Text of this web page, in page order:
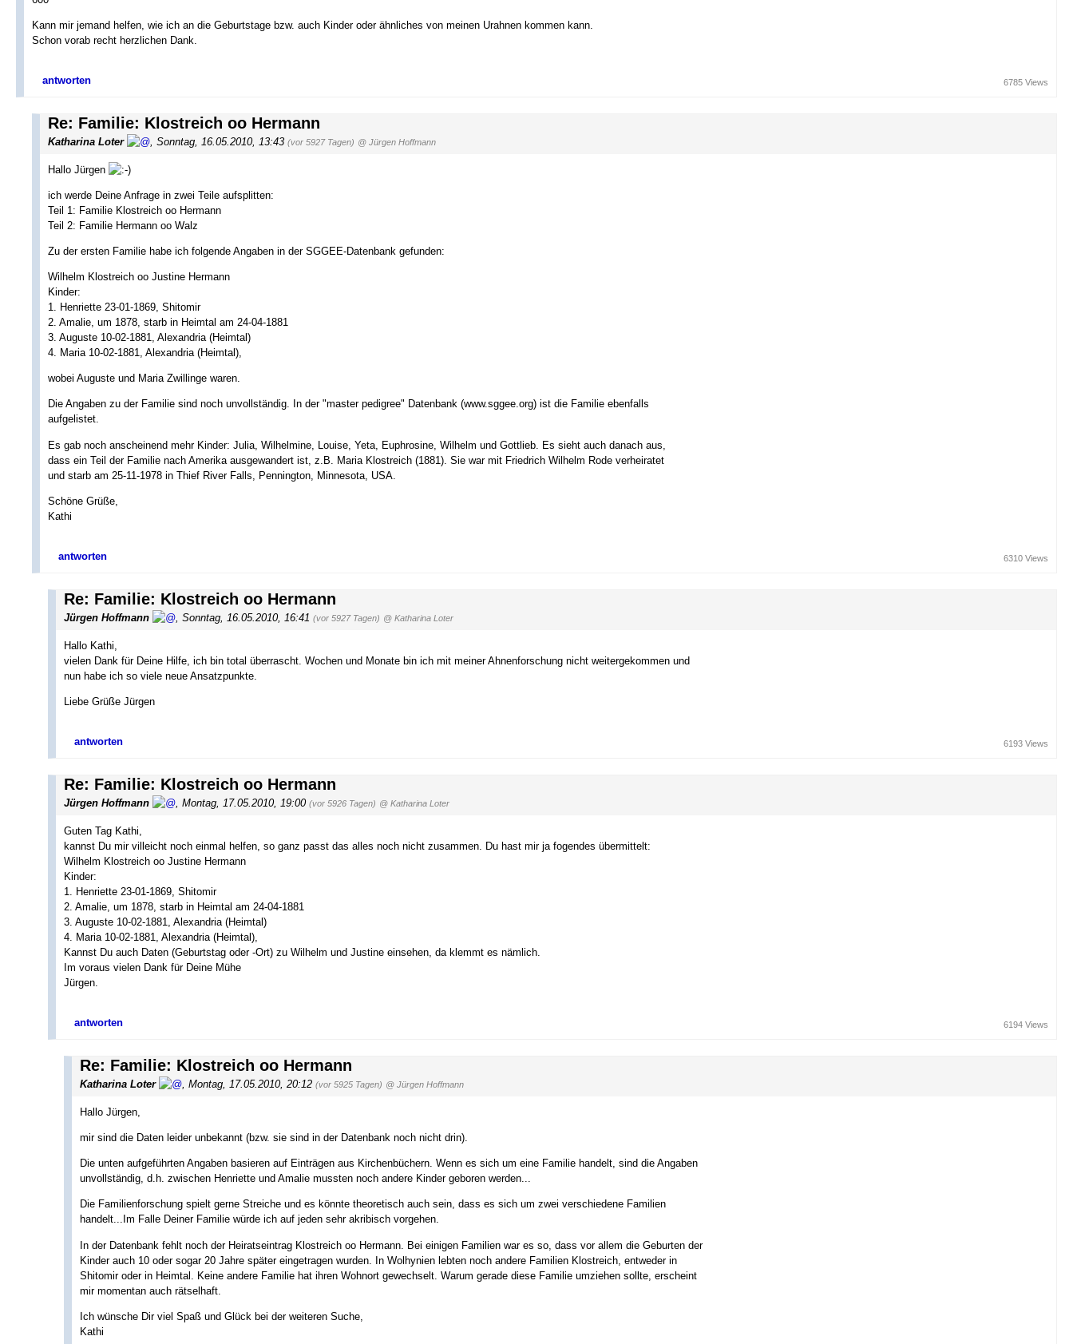
Kann mir jemand helfen, wie ich an die Geburtstage bzw. auch Kinder oder ähnliches von meinen Urahnen kommen kann.
Schon vorab recht herzlichen Dank.
antworten 6785 Views
Re: Familie: Klostreich oo Hermann
Katharina Loter Sonntag, 16.05.2010, 13:43 (vor 5927 Tagen) @ Jürgen Hoffmann
Hallo Jürgen
ich werde Deine Anfrage in zwei Teile aufsplitten:
Teil 1: Familie Klostreich oo Hermann
Teil 2: Familie Hermann oo Walz
Zu der ersten Familie habe ich folgende Angaben in der SGGEE-Datenbank gefunden:
Wilhelm Klostreich oo Justine Hermann
Kinder:
1. Henriette 23-01-1869, Shitomir
2. Amalie, um 1878, starb in Heimtal am 24-04-1881
3. Auguste 10-02-1881, Alexandria (Heimtal)
4. Maria 10-02-1881, Alexandria (Heimtal),
wobei Auguste und Maria Zwillinge waren.
Die Angaben zu der Familie sind noch unvollständig. In der "master pedigree" Datenbank (www.sggee.org) ist die Familie ebenfalls
aufgelistet.
Es gab noch anscheinend mehr Kinder: Julia, Wilhelmine, Louise, Yeta, Euphrosine, Wilhelm und Gottlieb. Es sieht auch danach aus,
dass ein Teil der Familie nach Amerika ausgewandert ist, z.B. Maria Klostreich (1881). Sie war mit Friedrich Wilhelm Rode verheiratet
und starb am 25-11-1978 in Thief River Falls, Pennington, Minnesota, USA.
Schöne Grüße,
Kathi
antworten 6310 Views
Re: Familie: Klostreich oo Hermann
Jürgen Hoffmann Sonntag, 16.05.2010, 16:41 (vor 5927 Tagen) @ Katharina Loter
Hallo Kathi,
vielen Dank für Deine Hilfe, ich bin total überrascht. Wochen und Monate bin ich mit meiner Ahnenforschung nicht weitergekommen und
nun habe ich so viele neue Ansatzpunkte.
Liebe Grüße Jürgen
antworten 6193 Views
Re: Familie: Klostreich oo Hermann
Jürgen Hoffmann , Montag, 17.05.2010, 19:00 (vor 5926 Tagen) @ Katharina Loter
Guten Tag Kathi,
kannst Du mir villeicht noch einmal helfen, so ganz passt das alles noch nicht zusammen. Du hast mir ja fogendes übermittelt:
Wilhelm Klostreich oo Justine Hermann
Kinder:
1. Henriette 23-01-1869, Shitomir
2. Amalie, um 1878, starb in Heimtal am 24-04-1881
3. Auguste 10-02-1881, Alexandria (Heimtal)
4. Maria 10-02-1881, Alexandria (Heimtal),
Kannst Du auch Daten (Geburtstag oder -Ort) zu Wilhelm und Justine einsehen, da klemmt es nämlich.
Im voraus vielen Dank für Deine Mühe
Jürgen.
antworten 6194 Views
Re: Familie: Klostreich oo Hermann
Katharina Loter , Montag, 17.05.2010, 20:12 (vor 5925 Tagen) @ Jürgen Hoffmann
Hallo Jürgen,
mir sind die Daten leider unbekannt (bzw. sie sind in der Datenbank noch nicht drin).
Die unten aufgeführten Angaben basieren auf Einträgen aus Kirchenbüchern. Wenn es sich um eine Familie handelt, sind die Angaben
unvollständig, d.h. zwischen Henriette und Amalie mussten noch andere Kinder geboren werden...
Die Familienforschung spielt gerne Streiche und es könnte theoretisch auch sein, dass es sich um zwei verschiedene Familien
handelt...Im Falle Deiner Familie würde ich auf jeden sehr akribisch vorgehen.
In der Datenbank fehlt noch der Heiratseintrag Klostreich oo Hermann. Bei einigen Familien war es so, dass vor allem die Geburten der
Kinder auch 10 oder sogar 20 Jahre später eingetragen wurden. In Wolhynien lebten noch andere Familien Klostreich, entweder in
Shitomir oder in Heimtal. Keine andere Familie hat ihren Wohnort gewechselt. Warum gerade diese Familie umziehen sollte, erscheint
mir momentan auch rätselhaft.
Ich wünsche Dir viel Spaß und Glück bei der weiteren Suche,
Kathi